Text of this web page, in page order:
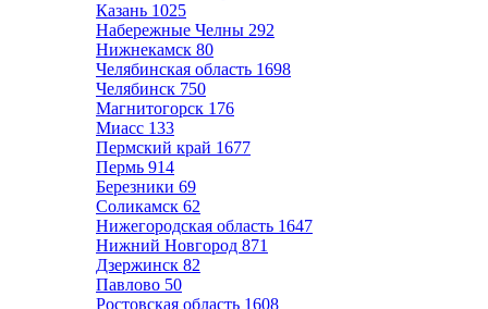
Казань 1025
Набережные Челны 292
Нижнекамск 80
Челябинская область 1698
Челябинск 750
Магнитогорск 176
Миасс 133
Пермский край 1677
Пермь 914
Березники 69
Соликамск 62
Нижегородская область 1647
Нижний Новгород 871
Дзержинск 82
Павлово 50
Ростовская область 1608